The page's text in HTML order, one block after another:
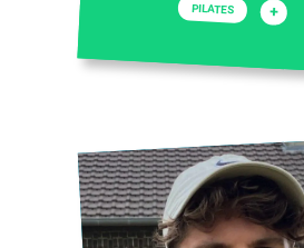
PILATES +